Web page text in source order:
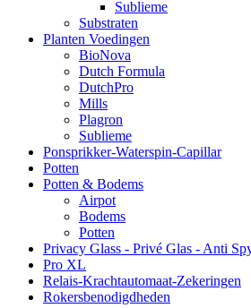
Sublieme
Substraten
Planten Voedingen
BioNova
Dutch Formula
DutchPro
Mills
Plagron
Sublieme
Ponsprikker-Waterspin-Capillar
Potten
Potten & Bodems
Airpot
Bodems
Potten
Privacy Glass - Privé Glas - Anti
Pro XL
Relais-Krachtautomaat-Zekeringen
Rokersbenodigdheden